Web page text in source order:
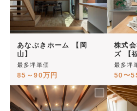
あなぶきホーム 【岡
山】
最多坪単価
85～90万円
株式
ズ 【
最多坪
50〜